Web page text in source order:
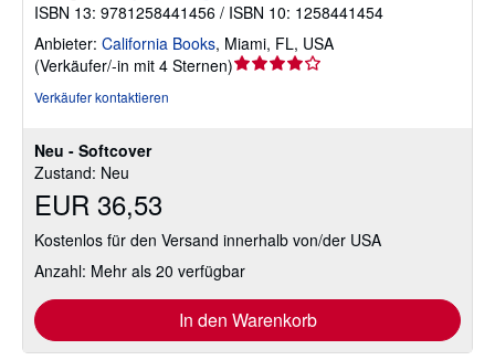
Neu - Softcover
Zustand: Neu
EUR 36,53
Kostenlos für den Versand innerhalb von/der USA
Anzahl: Mehr als 20 verfügbar
In den Warenkorb
ISBN 13: 9781258441456 / ISBN 10: 1258441454
Anbieter: California Books, Miami, FL, USA
(Verkäufer/-in mit 4 Sternen)Verkäuferbewertung
Verkäufer kontaktieren